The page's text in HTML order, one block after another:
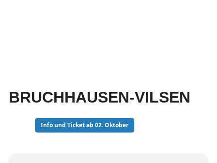
BRUCHHAUSEN-VILSEN
Info und Ticket ab 02. Oktober